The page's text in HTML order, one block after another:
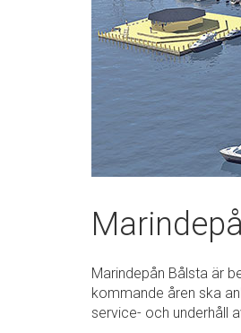
Marindepån Bålsta är
kommande åren ska
service- och underhåll